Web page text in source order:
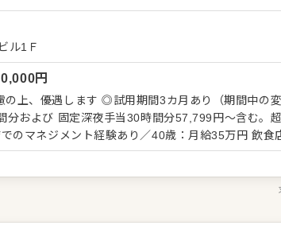
を満たすだけではなく、食事を通して非現実的な空
す。 ■ストーリー性のある料理を提供 魚業態で
あれば地鶏や野菜の農家さんなど、それぞれの生産
が当社の大きな特徴です。現地に出向いて生産者さ
すし、SNSで生産者さんと直接つながっている店
をもらったり、美味しい調理法を教えてもらうこと
に提供し、お客様からいただいたおいしかったの声
産者さんに返す。そういったサイクルが構築できて
供ができています。
ル1Ｆ
円
3カ月あり（期間中の変動なし） ◎月給
分および 固定深夜手当30時間分57,799円～含む。
円 飲食店での勤務経験あり／25歳：月給28万円 新